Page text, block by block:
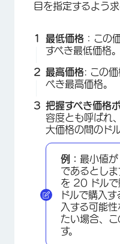
目を指定するよう求
最低価格 ：この
すべき最低価格。
最高価格: この
べき最高価格。
把握すべき価格
容度とも呼ばれ
大価格の間のド
例： 最小値
であるとし
を 20 ドル
ドルで購入
入する可能
たい場合、
す。